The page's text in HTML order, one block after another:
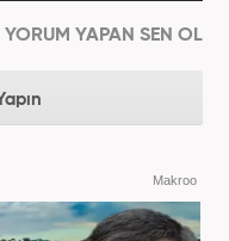
YORUM YAPAN SEN OL
Makroo